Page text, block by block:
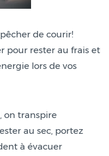
de courir!
pour rester au frais et
lors de vos
on transpire
au sec, portez
à évacuer